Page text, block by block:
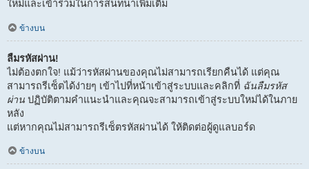
ใหม่และเข้าร่วมในการสนทนาเพิ่มเติม
ข้างบน
ลืมรหัสผ่าน!
ไม่ต้องตกใจ! แม้ว่ารหัสผ่านของคุณไม่สามารถเรียกคืนได้ แต่คุณ
สามารถรีเซ็ตได้ง่ายๆ เข้าไปที่หน้าเข้าสู่ระบบและคลิกที่ ฉันลืมรหัส
ผ่าน ปฏิบัติตามคำแนะนำและคุณจะสามารถเข้าสู่ระบบใหม่ได้ในภาย
หลัง
แต่หากคุณไม่สามารถรีเซ็ตรหัสผ่านได้ ให้ติดต่อผู้ดูแลบอร์ด
ข้างบน